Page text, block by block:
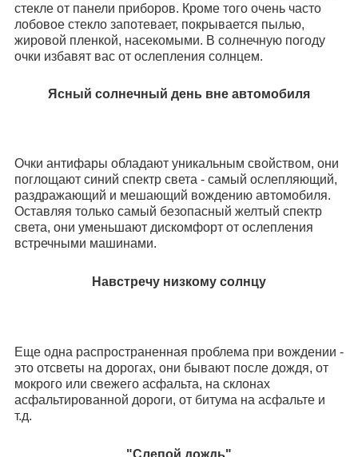
стекле от панели приборов. Кроме того очень часто
лобовое стекло запотевает, покрывается пылью,
жировой пленкой, насекомыми. В солнечную погоду
очки избавят вас от ослепления солнцем.
Ясный солнечный день вне автомобиля
Очки антифары обладают уникальным свойством, они
поглощают синий спектр света - самый ослепляющий,
раздражающий и мешающий вождению автомобиля.
Оставляя только самый безопасный желтый спектр
света, они уменьшают дискомфорт от ослепления
встречными машинами.
Навстречу низкому солнцу
Еще одна распространенная проблема при вождении -
это отсветы на дорогах, они бывают после дождя, от
мокрого или свежего асфальта, на склонах
асфальтированной дороги, от битума на асфальте и
т.д.
"Слепой дождь"